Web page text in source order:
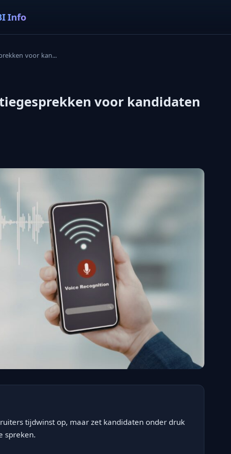
Info
voor kan...
voor kandidaten
tijdwinst op, maar zet kandidaten onder druk
spreken.